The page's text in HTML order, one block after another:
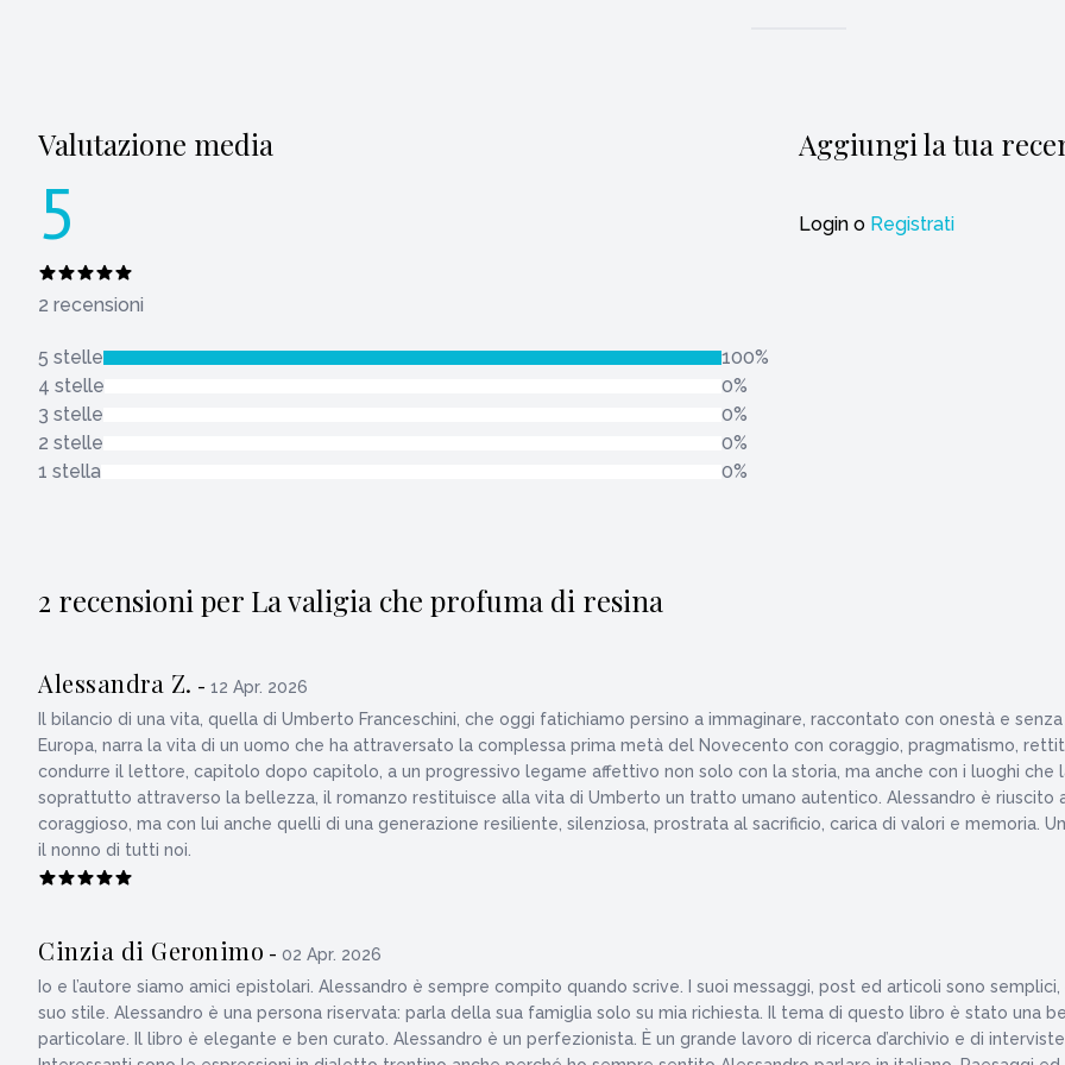
Valutazione media
5
2 recensioni
5 stelle
100%
4 stelle
0%
3 stelle
0%
2 stelle
0%
1 stella
0%
Aggiungi la tua
Login o Registrati
2 recensioni per La valigia che profuma di resina
Alessandra Z. - 12 Apr. 2026
Il bilancio di una vita, quella di Umberto Franceschini, che oggi fatichiamo persino a immaginare, raccontato con onestà e
Europa, narra la vita di un uomo che ha attraversato la complessa prima metà del Novecento con coraggio, pragmatismo,
condurre il lettore, capitolo dopo capitolo, a un progressivo legame affettivo non solo con la storia, ma anche con i luoghi
soprattutto attraverso la bellezza, il romanzo restituisce alla vita di Umberto un tratto umano autentico. Alessandro è riuscito
coraggioso, ma con lui anche quelli di una generazione resiliente, silenziosa, prostrata al sacrificio, carica di valori e memoria.
il nonno di tutti noi.
Cinzia di Geronimo - 02 Apr. 2026
Io e l’autore siamo amici epistolari. Alessandro è sempre compito quando scrive. I suoi messaggi, post ed articoli sono
suo stile. Alessandro è una persona riservata: parla della sua famiglia solo su mia richiesta. Il tema di questo libro è stato una
particolare. Il libro è elegante e ben curato. Alessandro è un perfezionista. È un grande lavoro di ricerca d’archivio e di